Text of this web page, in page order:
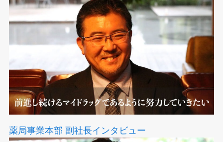
薬局事業本部 副社長インタビュー